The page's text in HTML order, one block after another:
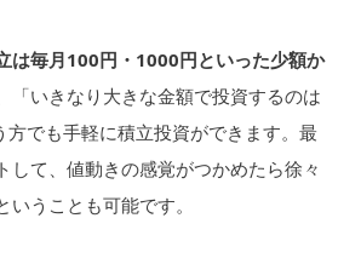
は毎月100円・1000円といった少額か
「いきなり大きな金額で投資するのは
でも手軽に積立投資ができます。最
して、値動きの感覚がつかめたら徐々
うことも可能です。